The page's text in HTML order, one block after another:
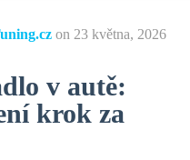
on 23 května, 2026
v autě:
krok za